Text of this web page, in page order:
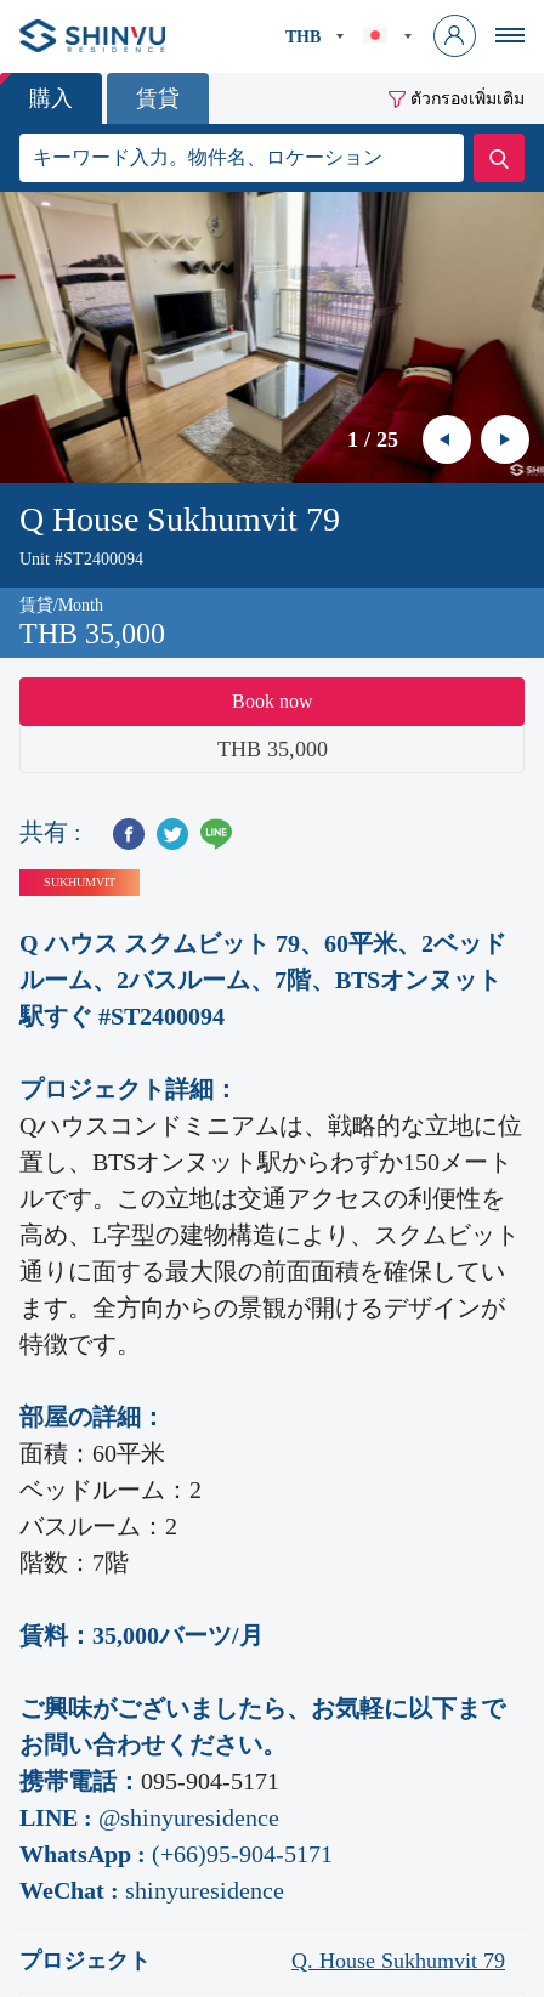
THB
購入 賃貸 ตัวกรองเพิ่มเติม
1 /25
Q House Sukhumvit 79
Unit #ST2400094
賃貸/Month
THB 35,000
Book now
THB 35,000
SUKHUMVIT
共有 :
Q ハウス スクムビット 79、60平米、2ベッド
ルーム、2バスルーム、7階、BTSオンヌット
駅すぐ #ST2400094
プロジェクト詳細：
Qハウスコンドミニアムは、戦略的な立地に位
置し、BTSオンヌット駅からわずか150メート
ルです。この立地は交通アクセスの利便性を
高め、L字型の建物構造により、スクムビット
通りに面する最大限の前面面積を確保してい
ます。全方向からの景観が開けるデザインが
特徴です。
部屋の詳細：
面積：60平米
ベッドルーム：2
バスルーム：2
階数：7階
賃料：35,000バーツ/月
ご興味がございましたら、お気軽に以下まで
お問い合わせください。
携帯電話： 095-904-5171
LINE : @shinyuresidence
WhatsApp : (+66)95-904-5171
WeChat : shinyuresidence
プロジェクト Q. House Sukhumvit 79